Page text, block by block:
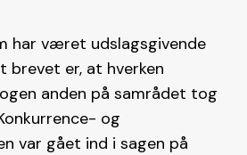
har været udslagsgivende
brevet er, at hverken
anden på samrådet tog
og
var gået ind i sagen på